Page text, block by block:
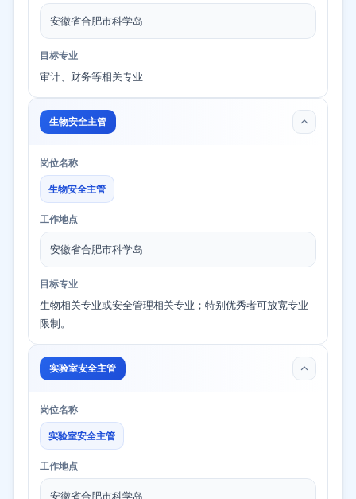
安徽省合肥市科学岛
目标专业
审计、财务等相关专业
生物安全主管
岗位名称
生物安全主管
工作地点
安徽省合肥市科学岛
目标专业
生物相关专业或安全管理相关专业；特别优秀者可放宽专业
限制。
实验室安全主管
岗位名称
实验室安全主管
工作地点
安徽省合肥市科学岛